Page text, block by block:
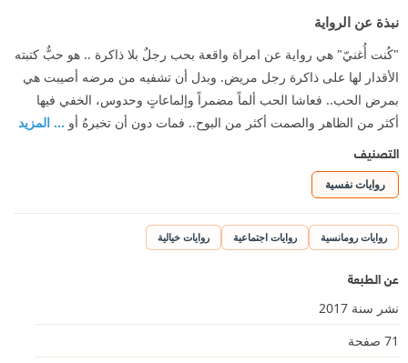
نبذة عن الرواية
"كُنت أُغنيّ" هي رواية عن امراة واقعة بحب رجلٌ بلا ذاكرة .. هو حبٌّ كتبته
الأقدار لها على ذاكرة رجل مريض. وبدل أن تشفيه من مرضه أصيبت هي
بمرض الحب.. فعاشا الحب ألماً مضمراً وإلماعاتٍ وحدوس، الخفي فيها
أكثر من الظاهر والصمت أكثر من البوح.. فمات دون أن تخبرهُ أو ... المزيد
التصنيف
روايات نفسية
روايات رومانسية روايات اجتماعية روايات خيالية
عن الطبعة
نشر سنة 2017
71 صفحة